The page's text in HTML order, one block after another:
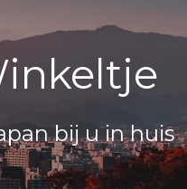
bij u in huis